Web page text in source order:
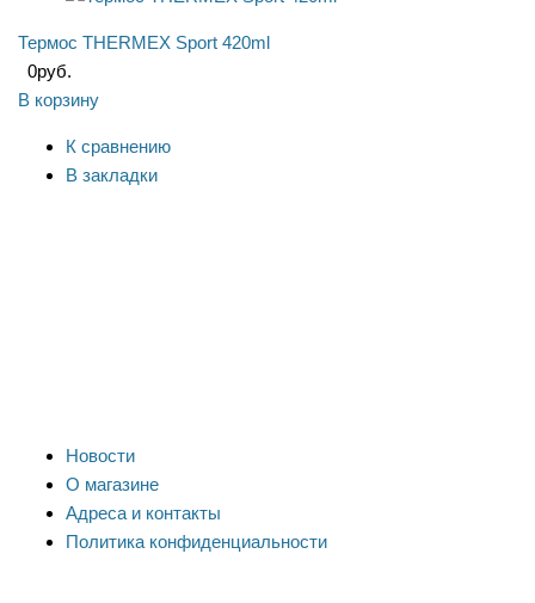
Термос THERMEX Sport 420ml
0руб.
В корзину
К сравнению
В закладки
Новости
О магазине
Адреса и контакты
Политика конфиденциальности